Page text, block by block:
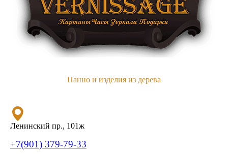
Панно и изделия из дерева
Ленинский пр., 101ж
+7(901) 379-79-33